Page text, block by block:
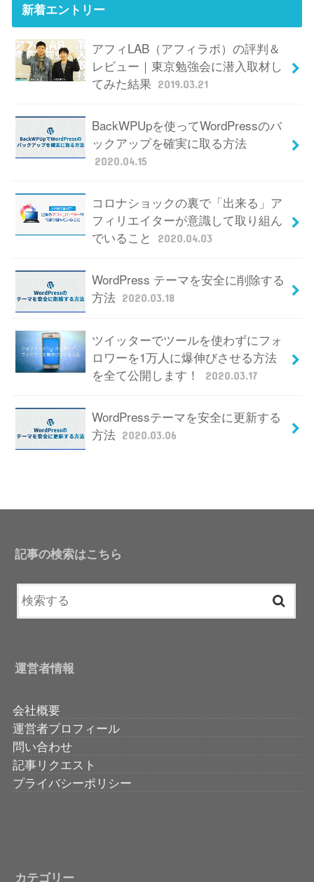
新着エントリー
アフィLAB（アフィラボ）の評判＆
レビュー｜東京勉強会に潜入取材し
てみた結果
2019.03.21
BackWPUpを使ってWordPressのバ
ックアップを確実に取る方法
2020.04.15
コロナショックの裏で「出来る」ア
フィリエイターが意識して取り組ん
でいること
2020.04.03
WordPress テーマを安全に削除する
方法 2020.03.18
ツイッターでツールを使わずにフォ
ロワーを1万人に爆伸びさせる方法
を全て公開します！
2020.03.17
WordPressテーマを安全に更新する
方法 2020.03.06
記事の検索はこちら
運営者情報
会社概要
運営者プロフィール
問い合わせ
記事リクエスト
プライバシーポリシー
カテゴリー